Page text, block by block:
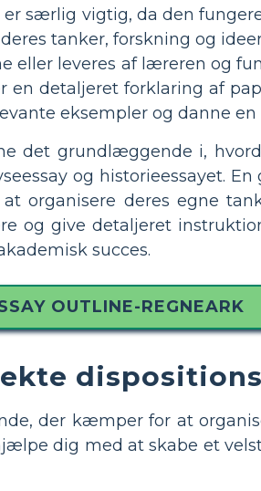
særlig vigtig, da den
tanker, forskning og
eller leveres af læreren og
en detaljeret forklaring af
eksempler og danne
grundlæggende i,
og historieessayet.
organisere deres egne
og give detaljeret
succes.
OUTLINE-REGNEARK
der kæmper for at
dig med at skabe et